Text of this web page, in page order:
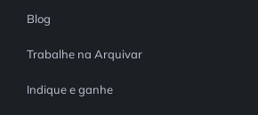
Blog
Trabalhe na Arquivar
Indique e ganhe